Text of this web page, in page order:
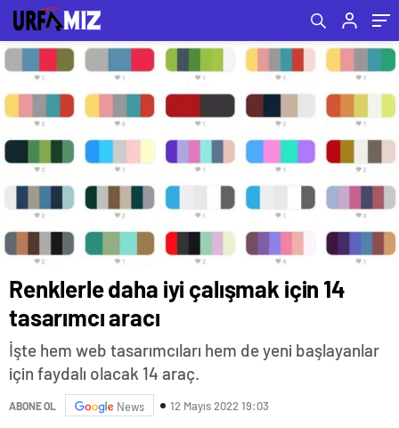
Renklerle daha iyi çalışmak için 14
tasarımcı aracı
İşte hem web tasarımcıları hem de yeni başlayanlar
için faydalı olacak 14 araç.
ABONE OL News 12 Mayıs 2022 19:03